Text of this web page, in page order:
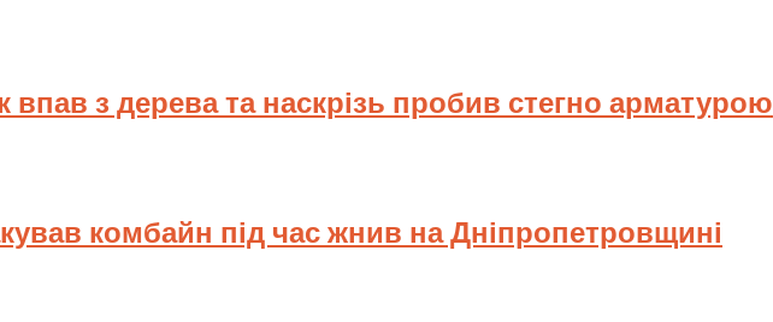
впав з дерева та наскрізь пробив стегно арматурою
комбайн під час жнив на Дніпропетровщині